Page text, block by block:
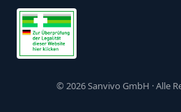
© 2026 Sanvivo GmbH · Alle